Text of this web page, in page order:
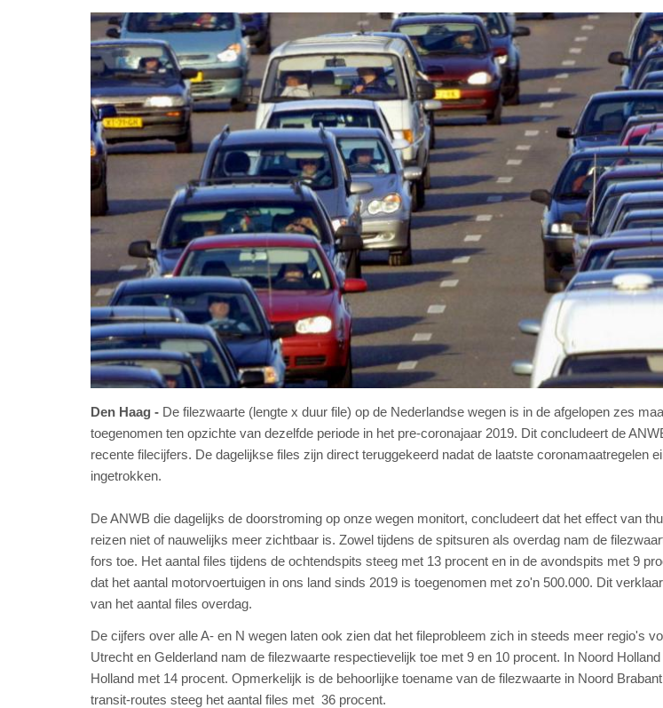
Den Haag
De filezwaarte (lengte x duur file) op de Nederlandse wegen is in de afgelopen zes
toegenomen ten opzichte van dezelfde periode in het pre-coronajaar 2019. Dit concludeert de
recente filecijfers. De dagelijkse files zijn direct teruggekeerd nadat de laatste coronamaatregelen
ingetrokken.
De ANWB die dagelijks de doorstroming op onze wegen monitort, concludeert dat het effect van
reizen niet of nauwelijks meer zichtbaar is. Zowel tijdens de spitsuren als overdag nam de
fors toe. Het aantal files tijdens de ochtendspits steeg met 13 procent en in de avondspits met 9
dat het aantal motorvoertuigen in ons land sinds 2019 is toegenomen met zo'n 500.000. Dit
van het aantal files overdag.
De cijfers over alle A- en N wegen laten ook zien dat het fileprobleem zich in steeds meer regio's
Utrecht en Gelderland nam de filezwaarte respectievelijk toe met 9 en 10 procent. In Noord
Holland met 14 procent. Opmerkelijk is de behoorlijke toename van de filezwaarte in Noord
transit-routes steeg het aantal files met 36 procent.